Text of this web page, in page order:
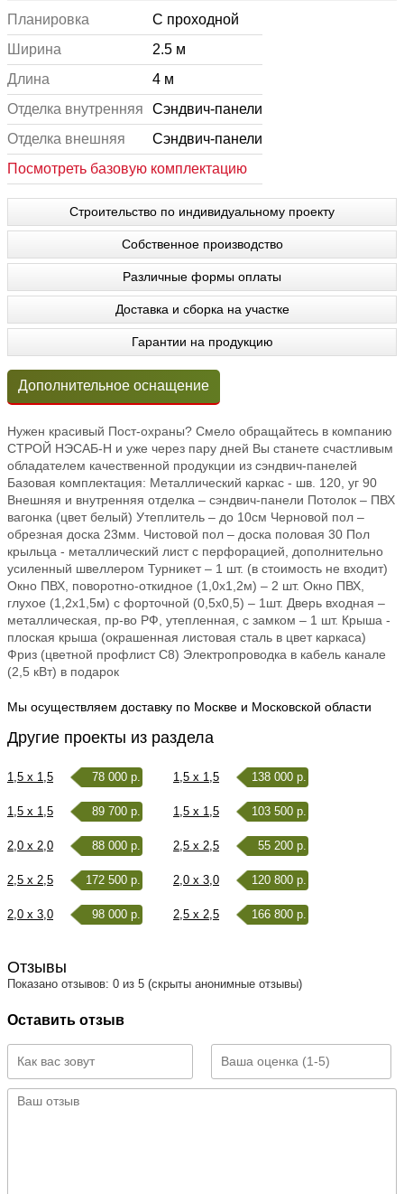
Планировка
С проходной
Ширина
2.5 м
Длина
4 м
Отделка внутренняя
Сэндвич-панели
Отделка внешняя
Сэндвич-панели
Посмотреть базовую комплектацию
Строительство по индивидуальному проекту
Собственное производство
Различные формы оплаты
Доставка и сборка на участке
Гарантии на продукцию
Дополнительное оснащение
Нужен красивый Пост-охраны? Смело обращайтесь в компанию
СТРОЙ НЭСАБ-Н и уже через пару дней Вы станете счастливым
обладателем качественной продукции из сэндвич-панелей
Базовая комплектация: Металлический каркас - шв. 120, уг 90
Внешняя и внутренняя отделка – сэндвич-панели Потолок – ПВХ
вагонка (цвет белый) Утеплитель – до 10см Черновой пол –
обрезная доска 23мм. Чистовой пол – доска половая 30 Пол
крыльца - металлический лист с перфорацией, дополнительно
усиленный швеллером Турникет – 1 шт. (в стоимость не входит)
Окно ПВХ, поворотно-откидное (1,0х1,2м) – 2 шт. Окно ПВХ,
глухое (1,2х1,5м) с форточной (0,5х0,5) – 1шт. Дверь входная –
металлическая, пр-во РФ, утепленная, с замком – 1 шт. Крыша -
плоская крыша (окрашенная листовая сталь в цвет каркаса)
Фриз (цветной профлист С8) Электропроводка в кабель канале
(2,5 кВт) в подарок
Мы осуществляем доставку по Москве и Московской области
Другие проекты из раздела
1,5 x 1,5 78 000 р. 1,5 x 1,5 138 000 р.
1,5 x 1,5 89 700 р. 1,5 x 1,5 103 500 р.
2,0 x 2,0 88 000 р. 2,5 x 2,5 55 200 р.
2,5 x 2,5 172 500 р. 2,0 x 3,0 120 800 р.
2,0 x 3,0 98 000 р. 2,5 x 2,5 166 800 р.
Отзывы
Показано отзывов: 0 из 5 (скрыты анонимные отзывы)
Оставить отзыв